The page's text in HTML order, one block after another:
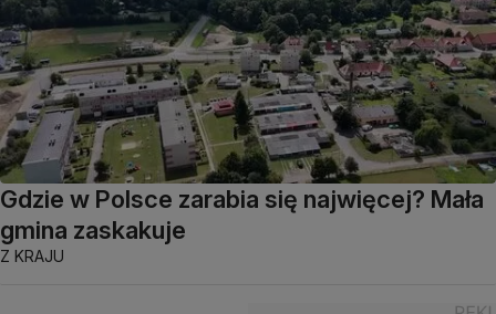
Gdzie w Polsce zarabia się najwięcej? Mała
gmina zaskakuje
Z KRAJU